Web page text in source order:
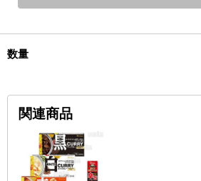
数量
関連商品